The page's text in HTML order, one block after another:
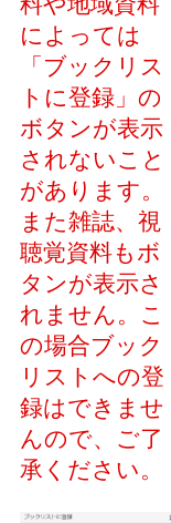
によっては
「ブックリス
トに登録」の
ボタンが表示
されないこと
があります。
また雑誌、視
聴覚資料もボ
タンが表示さ
れません。こ
の場合ブック
リストへの登
録はできませ
んので、ご了
承ください。